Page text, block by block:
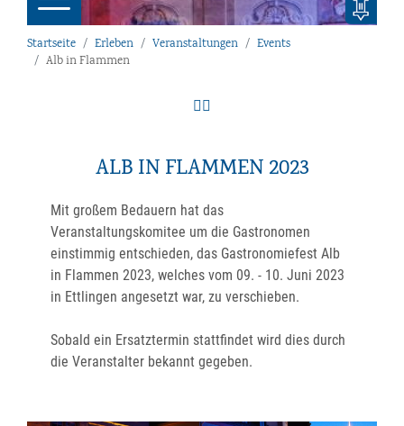
Startseite Erleben Veranstaltungen
Events
Alb in Flammen
ALB IN FLAMMEN 2023
Mit großem Bedauern hat das
Veranstaltungskomitee um die Gastronomen
einstimmig entschieden, das Gastronomiefest Alb
in Flammen 2023, welches vom 09. - 10. Juni 2023
in Ettlingen angesetzt war, zu verschieben.
Sobald ein Ersatztermin stattfindet wird dies durch
die Veranstalter bekannt gegeben.